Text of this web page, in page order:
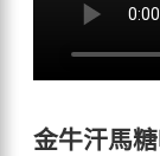
金牛汗馬